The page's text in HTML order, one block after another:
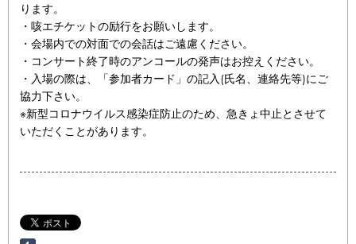
ります。
・咳エチケットの励行をお願いします。
・会場内での対面での会話はご遠慮ください。
・コンサート終了時のアンコールの発声はお控えください。
・入場の際は、「参加者カード」の記入(氏名、連絡先等)にご
協力下さい。
※新型コロナウイルス感染症防止のため、急きょ中止とさせて
いただくことがあります。